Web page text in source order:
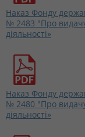
Наказ Фонду
№ 2483 "Про видачу
діяльності»
Наказ Фонду
№ 2480 "Про видачу
діяльності»